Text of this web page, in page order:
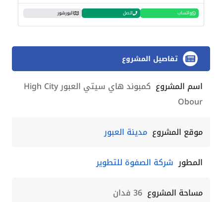
واتساب اتصل البورشور
تفاصيل المشروع
اسم المشروع
كمبوند هاي سيتي العبور High City
Obour
موقع المشروع مدينة العبور
المطور شركة الصفوة للتطوير
مساحة المشروع 36 فدان